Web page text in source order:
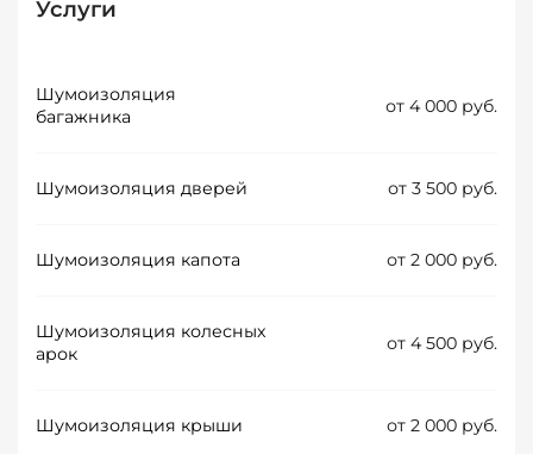
Услуги
Шумоизоляция
багажника
от 4 000 руб.
Шумоизоляция дверей от 3 500 руб.
Шумоизоляция капота от 2 000 руб.
Шумоизоляция колесных
арок
от 4 500 руб.
Шумоизоляция крыши от 2 000 руб.